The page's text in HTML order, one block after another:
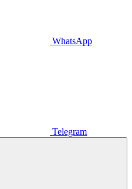
WhatsApp
Telegram